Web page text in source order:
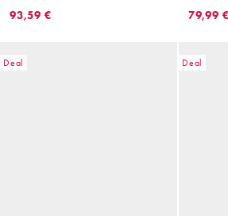
Silber mit Paillettenbesatz und
93,59 €
und
79,99 €
Deal Deal